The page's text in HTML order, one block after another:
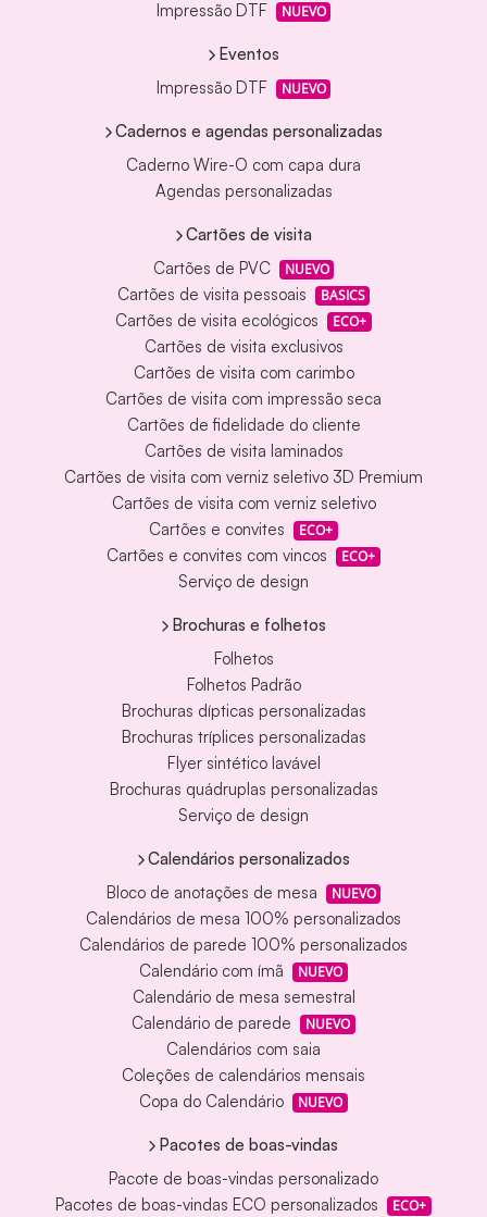
Impressão DTF NUEVO
Eventos
Impressão DTF
NUEVO
Cadernos e agendas personalizadas
Caderno Wire-O com capa dura
Agendas personalizadas
Cartões de visita
Cartões de PVC
NUEVO
Cartões de visita pessoais BASICS
Cartões de visita ecológicos ECO+
Cartões de visita exclusivos
Cartões de visita com carimbo
Cartões de visita com impressão seca
Cartões de fidelidade do cliente
Cartões de visita laminados
Cartões de visita com verniz seletivo 3D Premium
Cartões de visita com verniz seletivo
Cartões e convites
ECO+
Cartões e convites com vincos ECO+
Serviço de design
Brochuras e folhetos
Folhetos
Folhetos Padrão
Brochuras dípticas personalizadas
Brochuras tríplices personalizadas
Flyer sintético lavável
Brochuras quádruplas personalizadas
Serviço de design
Calendários personalizados
Bloco de anotações de mesa
NUEVO
Calendários de mesa 100% personalizados
Calendários de parede 100% personalizados
Calendário com ímã
NUEVO
Calendário de mesa semestral
Calendário de parede
NUEVO
Calendários com saia
Coleções de calendários mensais
Copa do Calendário
NUEVO
Pacotes de boas-vindas
Pacote de boas-vindas personalizado
Pacotes de boas-vindas ECO personalizados
ECO+